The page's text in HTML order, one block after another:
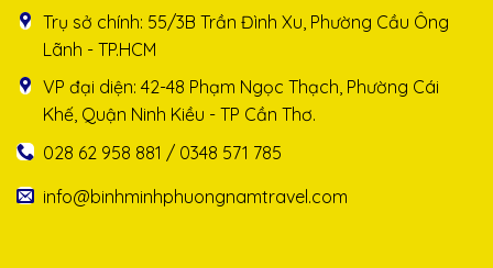
Trụ sở chính: 55/3B Trần Đình Xu, Phường Cầu Ông
Lãnh - TP.HCM
VP đại diện: 42-48 Phạm Ngọc Thạch, Phường Cái
Khế, Quận Ninh Kiều - TP Cần Thơ.
028 62 958 881 / 0348 571 785
info@binhminhphuongnamtravel.com